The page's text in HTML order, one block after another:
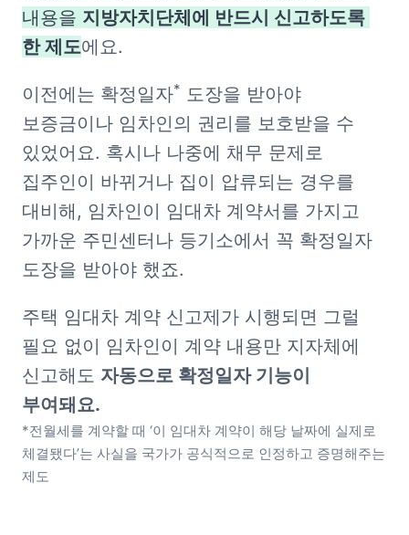
내용을 지방자치단체에 반드시 신고하도록
한 제도에요.
이전에는 확정일자* 도장을 받아야
보증금이나 임차인의 권리를 보호받을 수
있었어요. 혹시나 나중에 채무 문제로
집주인이 바뀌거나 집이 압류되는 경우를
대비해, 임차인이 임대차 계약서를 가지고
가까운 주민센터나 등기소에서 꼭 확정일자
도장을 받아야 했죠.
주택 임대차 계약 신고제가 시행되면 그럴
신고해도 자동으로 확정일자 기능이
부여돼요.
*전월세를 계약할 때 ‘이 임대차 계약이 해당 날짜에 실제로
체결됐다’는 사실을 국가가 공식적으로 인정하고 증명해주는
제도